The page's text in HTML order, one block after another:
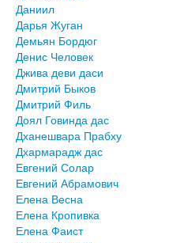
Даниил
Дарья Жуган
Демьян Бордюг
Денис Человек
Джива деви даси
Дмитрий Быков
Дмитрий Филь
Доял Говинда дас
Дханешвара Прабху
Дхармарадж дас
Евгений Солар
Евгений Абрамович
Елена Весна
Елена Кропивка
Елена Фаист